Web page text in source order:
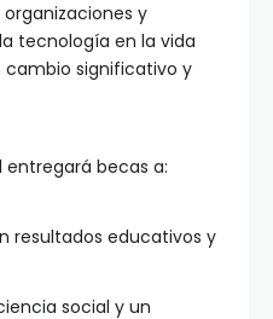
y
tecnología en la vida
significativo y
entregará becas a:
resultados educativos y
social y un